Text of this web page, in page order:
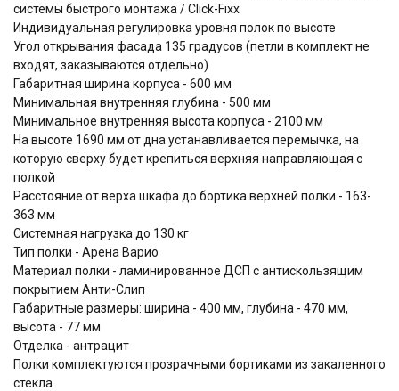
системы быстрого монтажа / Click-Fixx
Индивидуальная регулировка уровня полок по высоте
Угол открывания фасада 135 градусов (петли в комплект не
входят, заказываются отдельно)
Габаритная ширина корпуса - 600 мм
Минимальная внутренняя глубина - 500 мм
Минимальное внутренняя высота корпуса - 2100 мм
На высоте 1690 мм от дна устанавливается перемычка, на
которую сверху будет крепиться верхняя направляющая с
полкой
Расстояние от верха шкафа до бортика верхней полки - 163-
363 мм
Системная нагрузка до 130 кг
Тип полки - Арена Варио
Материал полки - ламинированное ДСП с антискользящим
покрытием Анти-Слип
Габаритные размеры: ширина - 400 мм, глубина - 470 мм,
высота - 77 мм
Отделка - антрацит
Полки комплектуются прозрачными бортиками из закаленного
стекла